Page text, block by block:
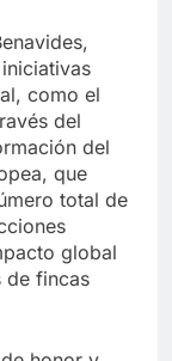
como el
del
del
que
total de
global
de fincas